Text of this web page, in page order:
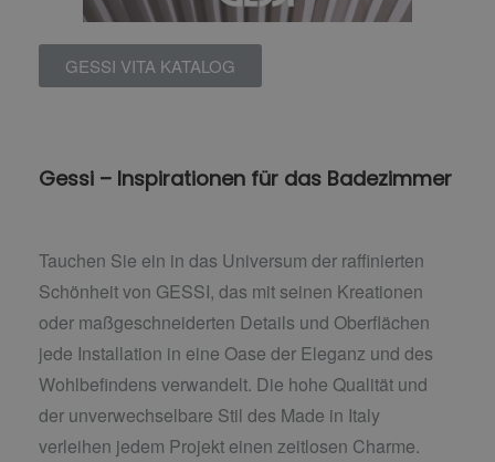
GESSI VITA KATALOG
Gessi – Inspirationen für das Badezimmer
Tauchen Sie ein in das Universum der raffinierten
Schönheit von GESSI, das mit seinen Kreationen
oder maßgeschneiderten Details und Oberflächen
jede Installation in eine Oase der Eleganz und des
Wohlbefindens verwandelt. Die hohe Qualität und
der unverwechselbare Stil des Made in Italy
verleihen jedem Projekt einen zeitlosen Charme.